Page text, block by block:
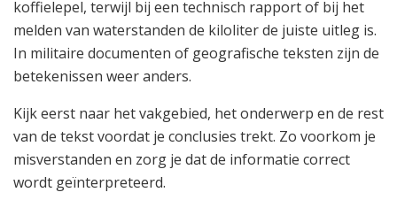
koffielepel, terwijl bij een technisch rapport of bij het
melden van waterstanden de kiloliter de juiste uitleg is.
In militaire documenten of geografische teksten zijn de
betekenissen weer anders.
Kijk eerst naar het vakgebied, het onderwerp en de rest
van de tekst voordat je conclusies trekt. Zo voorkom je
misverstanden en zorg je dat de informatie correct
wordt geïnterpreteerd.